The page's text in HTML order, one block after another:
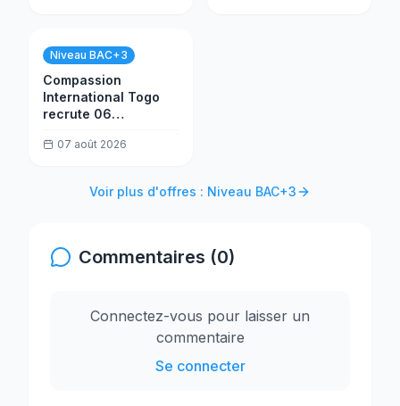
Niveau BAC+3
Compassion
International Togo
recrute 06
formateurs
07 août 2026
Voir plus d'offres : Niveau BAC+3
Commentaires (0)
Connectez-vous pour laisser un
commentaire
Se connecter